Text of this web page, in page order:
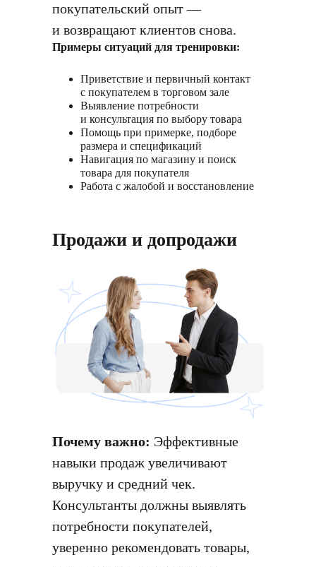
покупательский опыт —
и возвращают клиентов снова.
Приветствие и первичный контакт
с покупателем в торговом зале
Выявление потребности
и консультация по выбору товара
Помощь при примерке, подборе
размера и спецификаций
Навигация по магазину и поиск
товара для покупателя
Работа с жалобой и восстановление
Примеры ситуаций для тренировки:
Почему важно: Эффективные
навыки продаж увеличивают
выручку и средний чек.
Консультанты должны выявлять
потребности покупателей,
уверенно рекомендовать товары,
Продажи и допродажи